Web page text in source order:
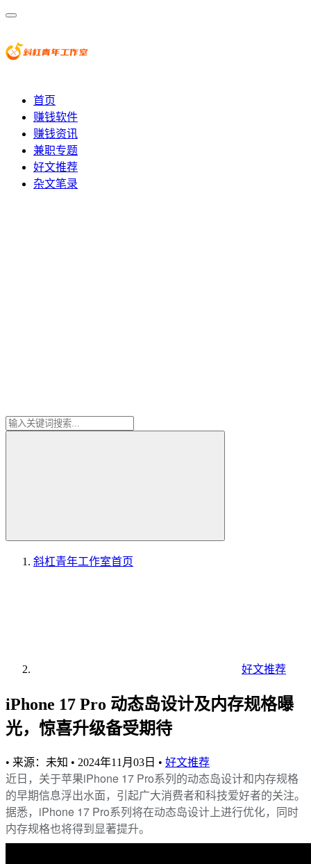
首页
赚钱软件
赚钱资讯
兼职专题
好文推荐
杂文笔录
斜杠青年工作室首页
好文推荐
iPhone 17 Pro 动态岛设计及内存规格曝
光，惊喜升级备受期待
• 来源：未知 • 2024年11月03日 • 好文推荐
近日，关于苹果iPhone 17 Pro系列的动态岛设计和内存规格
的早期信息浮出水面，引起广大消费者和科技爱好者的关注。
据悉，iPhone 17 Pro系列将在动态岛设计上进行优化，同时
内存规格也将得到显著提升。